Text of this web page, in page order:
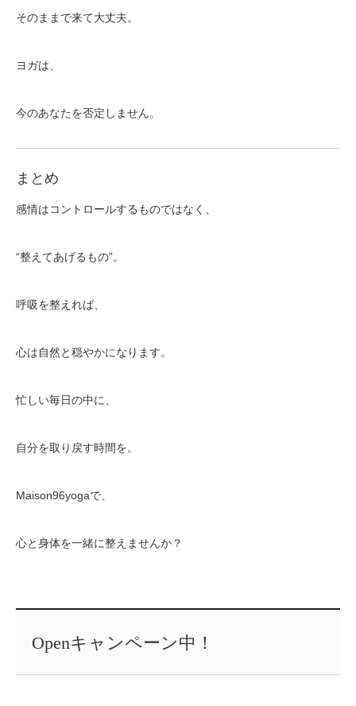
そのままで来て大丈夫。
ヨガは、
今のあなたを否定しません。
まとめ
感情はコントロールするものではなく、
“整えてあげるもの”。
呼吸を整えれば、
心は自然と穏やかになります。
忙しい毎日の中に、
自分を取り戻す時間を。
Maison96yogaで、
心と身体を一緒に整えませんか？
Openキャンペーン中！